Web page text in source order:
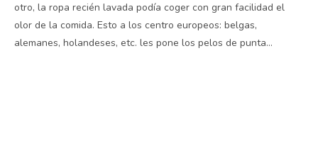
otro, la ropa recién lavada podía coger con gran facilidad el
olor de la comida. Esto a los centro europeos: belgas,
alemanes, holandeses, etc. les pone los pelos de punta…